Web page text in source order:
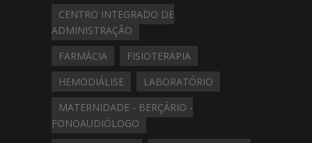
CENTRO INTEGRADO DE
ADMINISTRAÇÃO
FARMÁCIA
FISIOTERAPIA
HEMODIÁLISE
LABORATÓRIO
MATERNIDADE - BERÇÁRIO -
FONOAUDIÓLOGO